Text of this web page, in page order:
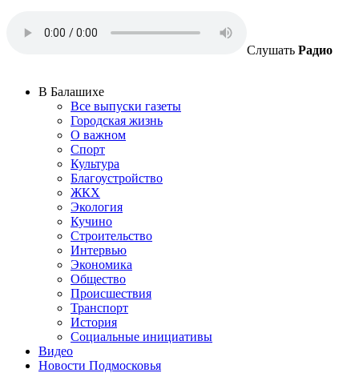
Слушать Радио
В Балашихе
Все выпуски газеты
Городская жизнь
О важном
Спорт
Культура
Благоустройство
ЖКХ
Экология
Кучино
Строительство
Интервью
Экономика
Общество
Происшествия
Транспорт
История
Социальные инициативы
Видео
Новости Подмосковья